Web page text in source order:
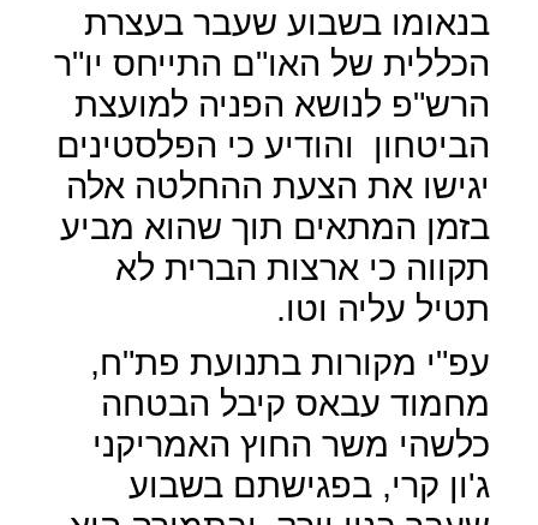
בנאומו בשבוע שעבר בעצרת
הכללית של האו"ם התייחס יו"ר
הרש"פ לנושא הפניה למועצת
הביטחון
והודיע כי הפלסטינים
יגישו את הצעת ההחלטה אלה
בזמן המתאים תוך שהוא מביע
תקווה כי ארצות הברית לא
תטיל עליה וטו.
עפ"י מקורות בתנועת פת"ח,
מחמוד עבאס קיבל הבטחה
כלשהי משר החוץ האמריקני
ג'ון קרי, בפגישתם בשבוע